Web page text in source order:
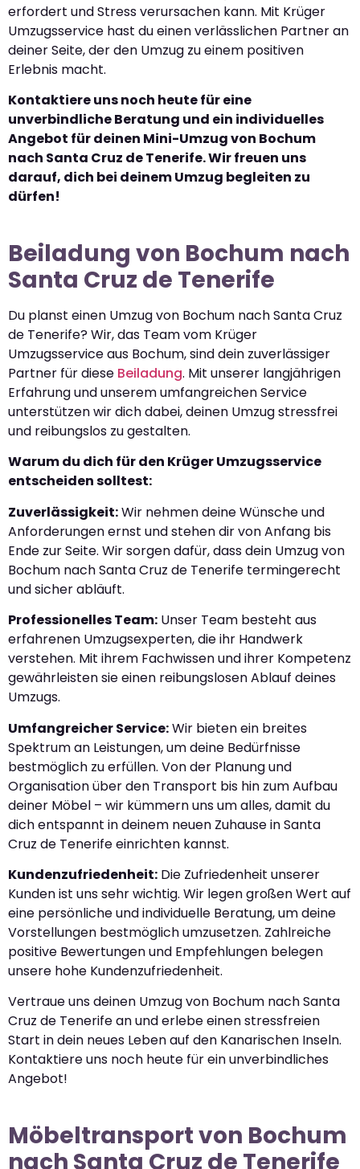
erfordert und Stress verursachen kann. Mit Krüger
Umzugsservice hast du einen verlässlichen Partner an
deiner Seite, der den Umzug zu einem positiven
Erlebnis macht.
Kontaktiere uns noch heute für eine
unverbindliche Beratung und ein individuelles
Angebot für deinen Mini-Umzug von Bochum
nach Santa Cruz de Tenerife. Wir freuen uns
darauf, dich bei deinem Umzug begleiten zu
dürfen!
Beiladung von Bochum nach
Santa Cruz de Tenerife
Du planst einen Umzug von Bochum nach Santa Cruz
de Tenerife? Wir, das Team vom Krüger
Umzugsservice aus Bochum, sind dein zuverlässiger
Partner für diese Beiladung. Mit unserer langjährigen
Erfahrung und unserem umfangreichen Service
unterstützen wir dich dabei, deinen Umzug stressfrei
und reibungslos zu gestalten.
Warum du dich für den Krüger Umzugsservice
entscheiden solltest:
Zuverlässigkeit:Wir nehmen deine Wünsche und
Anforderungen ernst und stehen dir von Anfang bis
Ende zur Seite. Wir sorgen dafür, dass dein Umzug von
Bochum nach Santa Cruz de Tenerife termingerecht
und sicher abläuft.
Professionelles Team: Unser Team besteht aus
erfahrenen Umzugsexperten, die ihr Handwerk
verstehen. Mit ihrem Fachwissen und ihrer Kompetenz
gewährleisten sie einen reibungslosen Ablauf deines
Umzugs.
Umfangreicher Service:Wir bieten ein breites
Spektrum an Leistungen, um deine Bedürfnisse
bestmöglich zu erfüllen. Von der Planung und
Organisation über den Transport bis hin zum Aufbau
deiner Möbel – wir kümmern uns um alles, damit du
dich entspannt in deinem neuen Zuhause in Santa
Cruz de Tenerife einrichten kannst.
Kundenzufriedenheit: Die Zufriedenheit unserer
Kunden ist uns sehr wichtig. Wir legen großen Wert auf
eine persönliche und individuelle Beratung, um deine
Vorstellungen bestmöglich umzusetzen. Zahlreiche
positive Bewertungen und Empfehlungen belegen
unsere hohe Kundenzufriedenheit.
Vertraue uns deinen Umzug von Bochum nach Santa
Cruz de Tenerife an und erlebe einen stressfreien
Start in dein neues Leben auf den Kanarischen Inseln.
Kontaktiere uns noch heute für ein unverbindliches
Angebot!
Möbeltransport von Bochum
nach Santa Cruz de Tenerife